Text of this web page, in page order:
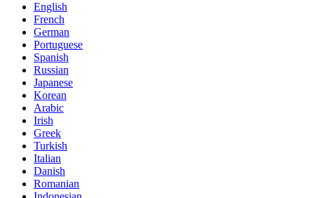
English
French
German
Portuguese
Spanish
Russian
Japanese
Korean
Arabic
Irish
Greek
Turkish
Italian
Danish
Romanian